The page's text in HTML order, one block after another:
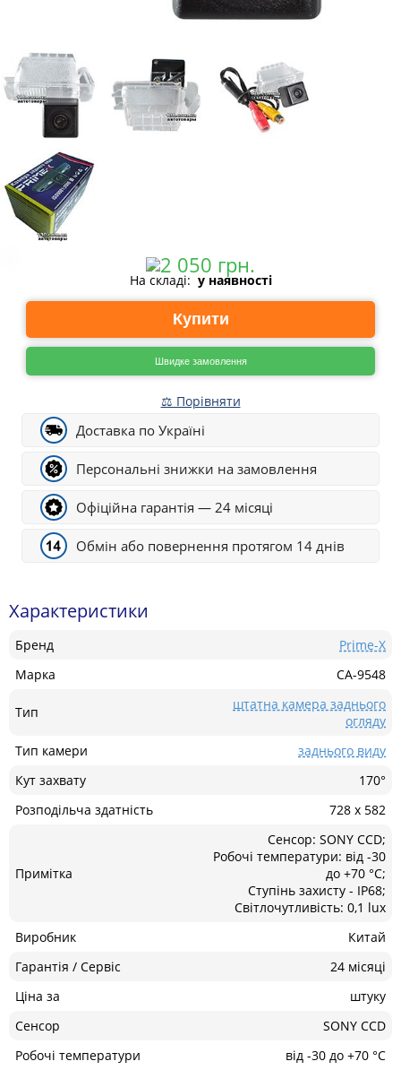
На складі: у наявності
Купити
Швидке замовлення
⚖ Порівняти
Доставка по Україні
Персональні знижки на замовлення
Офіційна гарантія — 24 місяці
Обмін або повернення протягом 14 днів
Характеристики
Бренд
Prime-X
Марка
CA-9548
Тип
штатна камера заднього
огляду
Тип камери
заднього виду
Кут захвату
170°
Розподільча здатність
728 x 582
Примітка
Сенсор: SONY CCD;
Робочі температури: від -30
до +70 °С;
Ступінь захисту - IP68;
Світлочутливість: 0,1 lux
Виробник
Китай
Гарантія / Сервіс
24 місяці
Ціна за
штуку
Сенсор
SONY CCD
Робочі температури
від -30 до +70 °С